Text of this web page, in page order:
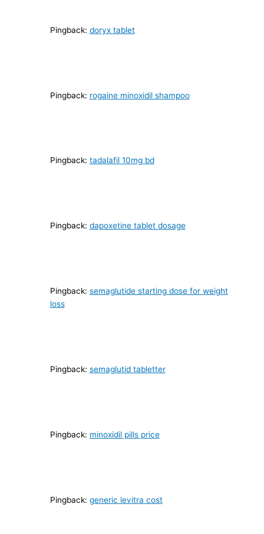
Pingback: doryx tablet
Pingback: rogaine minoxidil shampoo
Pingback: tadalafil 10mg bd
Pingback: dapoxetine tablet dosage
Pingback: semaglutide starting dose for weight
loss
Pingback: semaglutid tabletter
Pingback: minoxidil pills price
Pingback: generic levitra cost